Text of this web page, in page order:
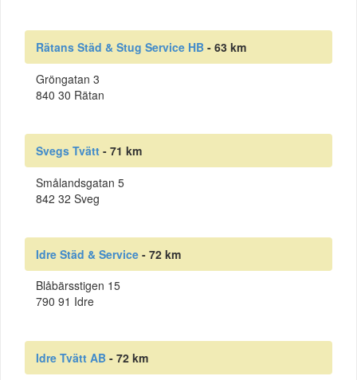
Rätans Städ & Stug Service HB - 63 km
Gröngatan 3
840 30 Rätan
Svegs Tvätt - 71 km
Smålandsgatan 5
842 32 Sveg
Idre Städ & Service - 72 km
Blåbärsstigen 15
790 91 Idre
Idre Tvätt AB - 72 km